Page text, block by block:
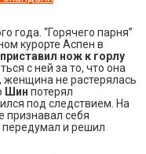
года. “Горячего парня”
курорте Аспен в
приставил нож к горлу
с ней за то, что она
не растерялась
Шин потерял
под следствием. На
признавал себя
и решил